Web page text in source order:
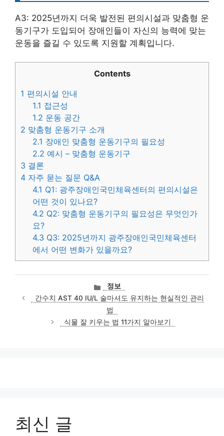
A3: 2025년까지 더욱 발전된 편의시설과 맞춤형 운
동기구가 도입되어 장애인들이 자신의 능력에 맞는
운동을 즐길 수 있도록 지원할 계획입니다.
Contents
1 편의시설 안내
1.1 접근성
1.2 운동 공간
2 맞춤형 운동기구 소개
2.1 장애인 맞춤형 운동기구의 필요성
2.2 예시 – 맞춤형 운동기구
3 결론
4 자주 묻는 질문 Q&A
4.1 Q1: 광주장애인국민체육센터의 편의시설은
어떤 것이 있나요?
4.2 Q2: 맞춤형 운동기구의 필요성은 무엇인가
요?
4.3 Q3: 2025년까지 광주장애인국민체육센터
에서 어떤 변화가 있을까요?
카
테
고
리
정보
간수치 AST 40 IU/L 술마셔도 유지하는 현실적인 관리
법
식물 잘 키우는 법 11가지 알아보기
최신 글